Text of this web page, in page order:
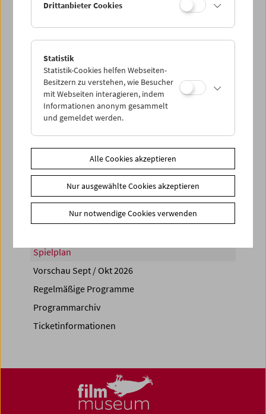
PROGRAMM ÜBERBLICK
Share on
Spielplan
Vorschau Sept / Okt 2026
Regelmäßige Programme
Programmarchiv
Ticketinformationen
Drittanbieter Cookies
Statistik
Statistik-Cookies helfen Webseiten-
Besitzern zu verstehen, wie Besucher
mit Webseiten interagieren, indem
Informationen anonym gesammelt
und gemeldet werden.
Alle Cookies akzeptieren
Nur ausgewählte Cookies akzeptieren
Nur notwendige Cookies verwenden